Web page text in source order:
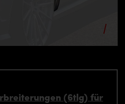
(6tlg) für